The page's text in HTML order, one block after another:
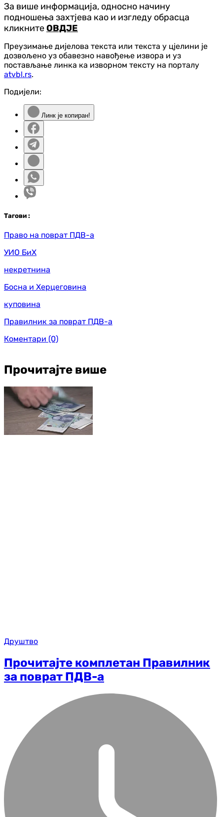
За више информација, односно начину
подношења захтјева као и изгледу обрасца
кликнитеОВДЈЕ
Преузимање дијелова текста или текста у цјелини је
дозвољено уз обавезно навођење извора и уз
постављање линка ка изворном тексту на порталу
atvbl.rs.
Подијели:
Линк је копиран!
Тагови :
Право на поврат ПДВ-а
УИО БиХ
некретнина
Босна и Херцеговина
куповина
Правилник за поврат ПДВ-а
Коментари (0)
Прочитајте више
Друштво
Прочитајте комплетан Правилник
за поврат ПДВ-а